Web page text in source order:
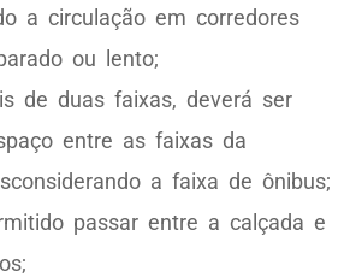
a circulação em corredores
ou lento;
de duas faixas, deverá ser
entre as faixas da
a faixa de ônibus;
passar entre a calçada e